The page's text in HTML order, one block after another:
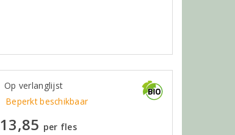
Op verlanglijst
Beperkt beschikbaar
13,85 per fles